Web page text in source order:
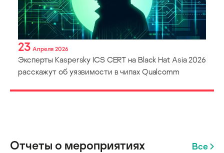
23 Апреля 2026
Эксперты Kaspersky ICS CERT на Black Hat Asia 2026
расскажут об уязвимости в чипах Qualcomm
Отчеты о мероприятиях Все